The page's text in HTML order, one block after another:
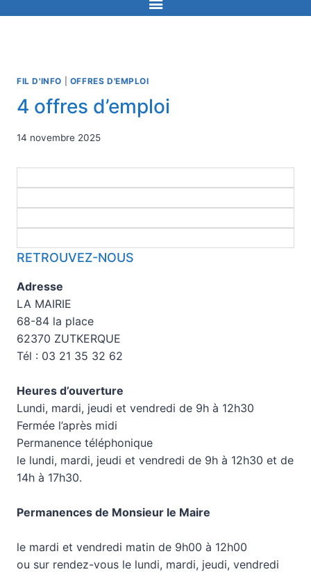
FIL D'INFO OFFRES D'EMPLOI
4 offres d’emploi
14 novembre 2025
RETROUVEZ-NOUS
Adresse
LA MAIRIE
68-84 la place
62370 ZUTKERQUE
Tél : 03 21 35 32 62
Heures d’ouverture
Lundi, mardi, jeudi et vendredi de 9h à 12h30
Fermée l’après midi
Permanence téléphonique
le lundi, mardi, jeudi et vendredi de 9h à 12h30 et de
14h à 17h30.
Permanences de Monsieur le Maire
le mardi et vendredi matin de 9h00 à 12h00
ou sur rendez-vous le lundi, mardi, jeudi, vendredi